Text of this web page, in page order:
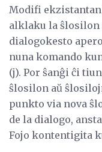
Modifi
alklaku la ŝlosilon
dialogokesto
nuna komando
(j). Por ŝanĝi ĉi
ŝlosilon aŭ
punkto via nova
de la dialogo,
Fojo kontentigita